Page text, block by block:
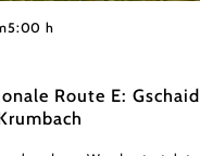
©
5:00 h
Route E: